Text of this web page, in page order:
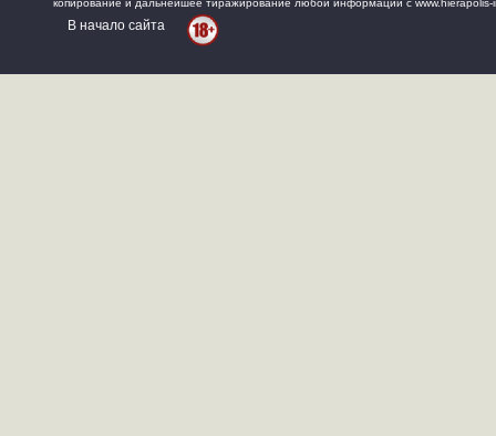
копирование и дальнейшее тиражирование любой информации с www.hierapolis-
В начало сайта